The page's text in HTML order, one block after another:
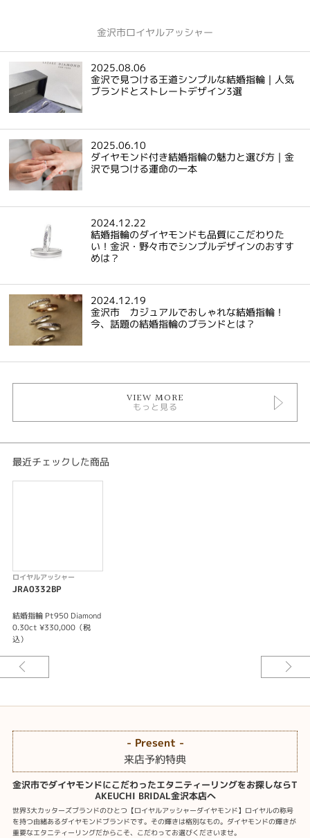
金沢市ロイヤルアッシャー
2025.08.06
金沢で見つける王道シンプルな結婚指輪｜人気
ブランドとストレートデザイン3選
2025.06.10
ダイヤモンド付き結婚指輪の魅力と選び方｜金
沢で見つける運命の一本
2024.12.22
結婚指輪のダイヤモンドも品質にこだわりた
い！金沢・野々市でシンプルデザインのおすす
めは？
2024.12.19
金沢市 カジュアルでおしゃれな結婚指輪！
今、話題の結婚指輪のブランドとは？
VIEW MORE
もっと見る
最近チェックした商品
ロイヤルアッシャー
JRA0332BP
結婚指輪 Pt950 Diamond
0.30ct ¥330,000（税
込）
- Present -
来店予約特典
金沢市でダイヤモンドにこだわったエタニティーリングをお探しならT
AKEUCHI BRIDAL金沢本店へ
世界3大カッターズブランドのひとつ【ロイヤルアッシャーダイヤモンド】ロイヤルの称号
を持つ由緒あるダイヤモンドブランドです。その輝きは格別なもの。ダイヤモンドの輝きが
重要なエタニティーリングだからこそ、こだわってお選びくださいませ。